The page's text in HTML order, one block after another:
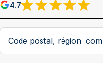
4.7
Code postal ou ville